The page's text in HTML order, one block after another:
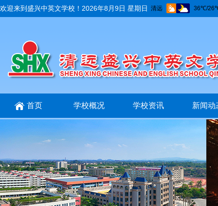
欢迎来到盛兴中英文学校！ 2026年8月9日 星期日
首页 学校概况 学校资讯 新闻动
招生招聘 在线报名